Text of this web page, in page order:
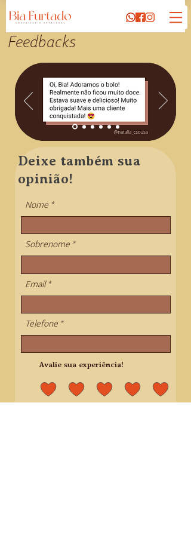
Feedbacks
Deixe também sua
opinião!
Nome
Sobrenome
Email
Telefone
Avalie sua experiência!